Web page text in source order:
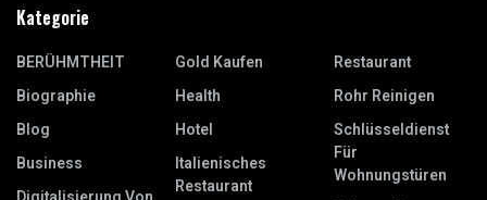
Kategorie
BERÜHMTHEIT
Biographie
Blog
Business
Gold Kaufen
Health
Hotel
Italienisches
Restaurant
Restaurant
Rohr Reinigen
Schlüsseldienst
Für
Wohnungstüren